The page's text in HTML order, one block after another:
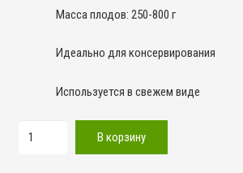
Масса плодов: 250-800 г
Идеально для консервирования
Используется в свежем виде
Количество
В корзину